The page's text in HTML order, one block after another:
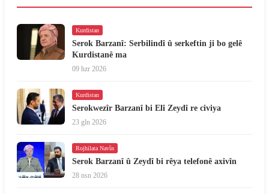
Kurdistan
Serok Barzanî: Serbilindî û serkeftin ji bo gelê
Kurdistanê ma
09 hzr 2026
Kurdistan
Serokwezîr Barzanî bi Elî Zeydî re civiya
23 gln 2026
Rojhilata Navîn
Serok Barzanî û Zeydî bi rêya telefonê axivîn
28 nsn 2026